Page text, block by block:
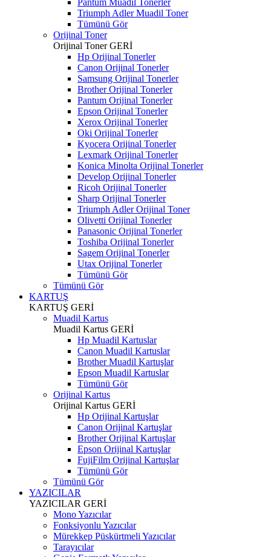
Pantum Muadil Tonerler
Triumph Adler Muadil Toner
Tümünü Gör
Orijinal Toner
Orijinal TonerGERİ
Hp Orijinal Tonerler
Canon Orijinal Tonerler
Samsung Orijinal Tonerler
Brother Orijinal Tonerler
Pantum Orijinal Tonerler
Epson Orijinal Tonerler
Xerox Orijinal Tonerler
Oki Orijinal Tonerler
Kyocera Orijinal Tonerler
Lexmark Orijinal Tonerler
Konica Minolta Orijinal Tonerler
Develop Orijinal Tonerler
Ricoh Orijinal Tonerler
Sharp Orijinal Tonerler
Triumph Adler Orijinal Toner
Olivetti Orijinal Tonerler
Panasonic Orijinal Tonerler
Toshiba Orijinal Tonerler
Sagem Orijinal Tonerler
Utax Orijinal Tonerler
Tümünü Gör
Tümünü Gör
KARTUŞ
KARTUŞ GERİ
Muadil Kartus
Muadil Kartus GERİ
Hp Muadil Kartuslar
Canon Muadil Kartuslar
Brother Muadil Kartuşlar
Epson Muadil Kartuslar
Tümünü Gör
Orijinal Kartus
Orijinal Kartus GERİ
Hp Orijinal Kartuşlar
Canon Orijinal Kartuşlar
Brother Orijinal Kartuşlar
Epson Orijinal Kartuşlar
FujiFilm Orijinal Kartuşlar
Tümünü Gör
Tümünü Gör
YAZICILAR
YAZICILAR GERİ
Mono Yazıcılar
Fonksiyonlu Yazıcılar
Mürekkep Püskürtmeli Yazıcılar
Tarayıcılar